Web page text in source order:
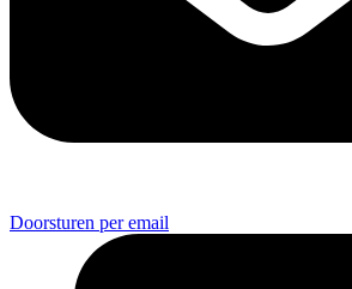
Doorsturen per email